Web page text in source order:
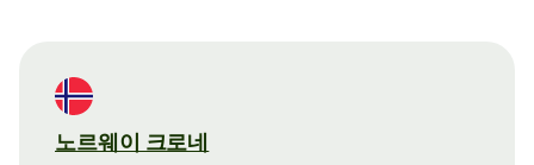
노르웨이 크로네